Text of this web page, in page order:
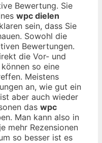
Bewertung. Sie
wpc dielen
sein, dass Sie
Sowohl die
Bewertungen.
die Vor- und
so eine
Meistens
an, wie gut ein
aber auch wieder
das wpc
Man kann also in
mehr Rezensionen
so besser ist es